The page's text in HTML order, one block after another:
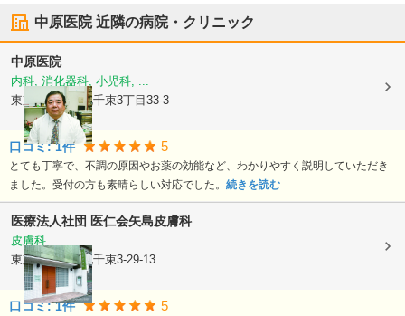
中原医院近隣の病院・クリニック
中原医院
内科, 消化器科, 小児科, ...
東京都大田区北千束3丁目33-3
口コミ:1件 5
とても丁寧で、不調の原因やお薬の効能など、わかりやすく説明していただき
ました。受付の方も素晴らしい対応でした。 続きを読む
医療法人社団 医仁会矢島皮膚科
皮膚科
東京都大田区北千束3-29-13
口コミ:1件 5